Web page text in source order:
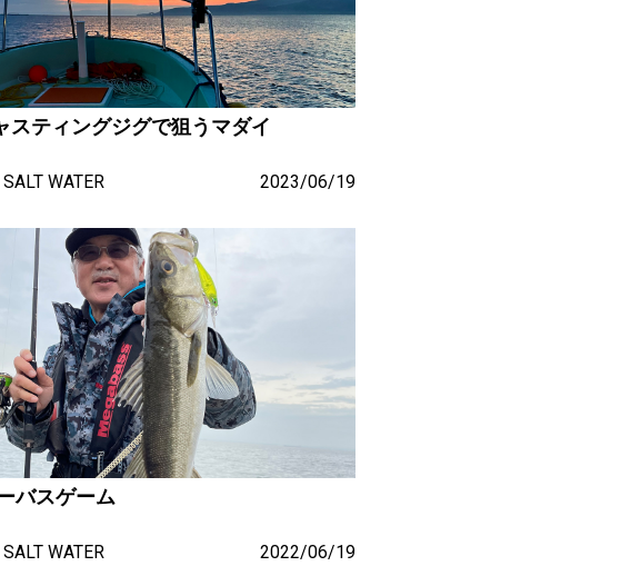
スティングジグで狙うマダイ
SALT WATER 2023/06/19
バスゲーム
SALT WATER 2022/06/19